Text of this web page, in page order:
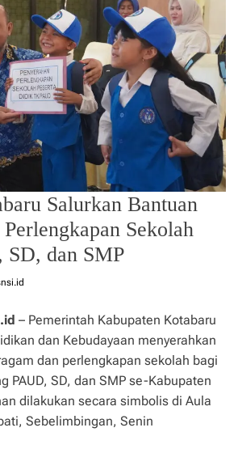
Salurkan Bantuan
Sekolah
dan SMP
– Pemerintah Kabupaten Kotabaru
dan Kebudayaan menyerahkan
dan perlengkapan sekolah bagi
PAUD, SD, dan SMP se-Kabupaten
dilakukan secara simbolis di Aula
Sebelimbingan, Senin